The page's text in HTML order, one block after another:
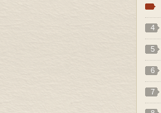
3
4
5
6
7